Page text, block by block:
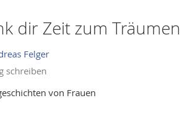
dir Zeit zum Träumen
Felger
schreiben
von Frauen